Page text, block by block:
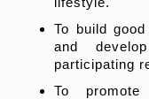
To build
and
participating
To promote